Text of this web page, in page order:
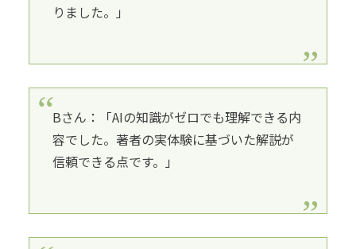
りました。」
Bさん：「AIの知識がゼロでも理解できる内
容でした。著者の実体験に基づいた解説が
信頼できる点です。」